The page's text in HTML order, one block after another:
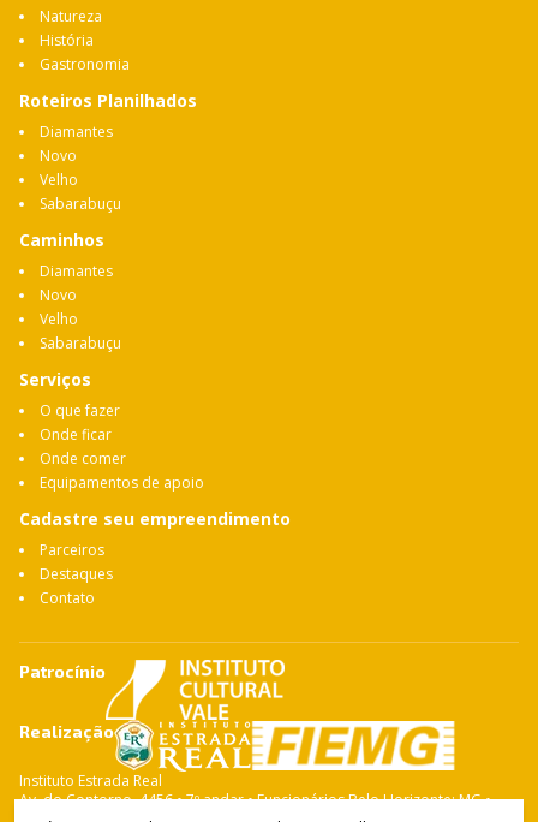
Natureza
História
Gastronomia
Roteiros Planilhados
Diamantes
Novo
Velho
Sabarabuçu
Caminhos
Diamantes
Novo
Velho
Sabarabuçu
Serviços
O que fazer
Onde ficar
Onde comer
Equipamentos de apoio
Cadastre seu empreendimento
Parceiros
Destaques
Contato
Patrocínio
Realização
Instituto Estrada Real
Av. do Contorno, 4456 • 7º andar • Funcionários Belo Horizonte: MG •